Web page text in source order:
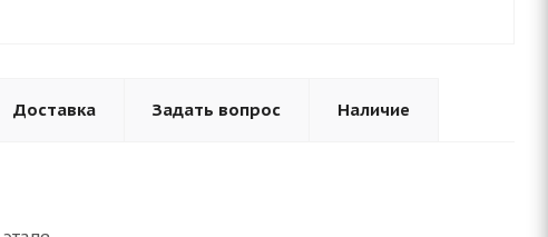
Доставка Задать вопрос Наличие